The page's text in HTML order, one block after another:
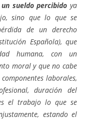
sueldo percibido ya
sino que lo que se
de un derecho
Española), que
humana, con un
moral y que no cabe
laborales,
duración del
el trabajo lo que se
estando el